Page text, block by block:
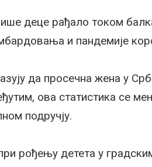
деце рађало током
и пандемије
да просечна жена у
ова статистика се
подручју.
рођењу детета у